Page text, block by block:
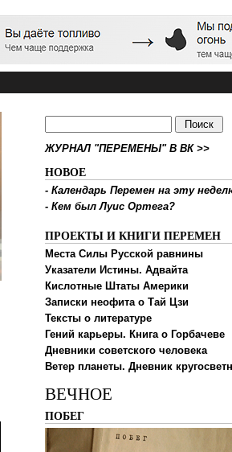
ЖУРНАЛ "ПЕРЕМЕНЫ" В ВК >>
НОВОЕ
- Календарь Перемен на эту
- Кем был Луис Ортега?
ПРОЕКТЫ И КНИГИ ПЕРЕМЕН
Места Силы Русской равнины
Указатели Истины. Адвайта
Кислотные Штаты Америки
Записки неофита о Тай Цзи
Тексты о литературе
Гений карьеры. Книга о Горбачеве
Дневники советского человека
Ветер планеты. Дневник
ВЕЧНОЕ
ПОБЕГ